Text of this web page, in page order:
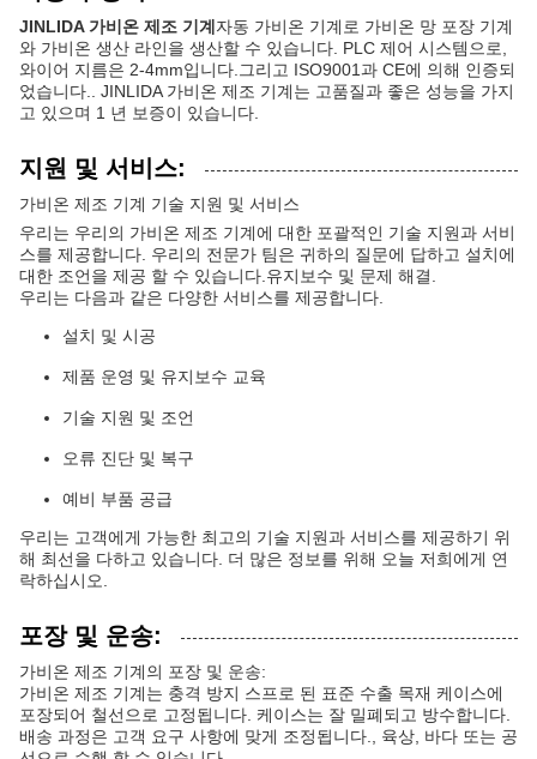
JINLIDA 가비온 제조 기계 자동 가비온 기계로 가비온 망 포장 기계
와 가비온 생산 라인을 생산할 수 있습니다. PLC 제어 시스템으로,
와이어 지름은 2-4mm입니다.그리고 ISO9001과 CE에 의해 인증되
었습니다.. JINLIDA 가비온 제조 기계는 고품질과 좋은 성능을 가지
고 있으며 1 년 보증이 있습니다.
지원 및 서비스:
가비온 제조 기계 기술 지원 및 서비스
우리는 우리의 가비온 제조 기계에 대한 포괄적인 기술 지원과 서비
스를 제공합니다. 우리의 전문가 팀은 귀하의 질문에 답하고 설치에
대한 조언을 제공 할 수 있습니다.유지보수 및 문제 해결.
우리는 다음과 같은 다양한 서비스를 제공합니다.
설치 및 시공
제품 운영 및 유지보수 교육
기술 지원 및 조언
오류 진단 및 복구
예비 부품 공급
우리는 고객에게 가능한 최고의 기술 지원과 서비스를 제공하기 위
해 최선을 다하고 있습니다. 더 많은 정보를 위해 오늘 저희에게 연
락하십시오.
포장 및 운송:
가비온 제조 기계의 포장 및 운송:
가비온 제조 기계는 충격 방지 스프로 된 표준 수출 목재 케이스에
포장되어 철선으로 고정됩니다. 케이스는 잘 밀폐되고 방수합니다.
배송 과정은 고객 요구 사항에 맞게 조정됩니다., 육상, 바다 또는 공